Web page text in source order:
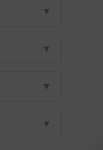
▼
▼
▼
▼